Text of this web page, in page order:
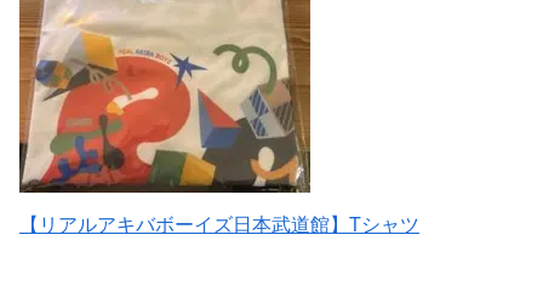
【リアルアキバボーイズ日本武道館】Tシャツ